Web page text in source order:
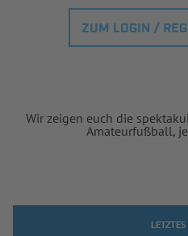
ZUM LOGIN /
Wir zeigen euch die
Amateurfußball,
LETZTES